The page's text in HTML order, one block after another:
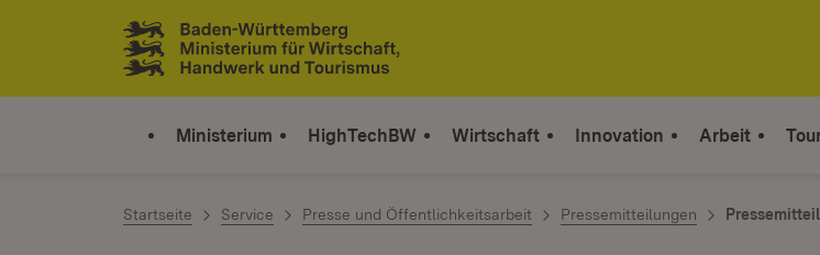
Zum Inhalt springen
Link zur Startseite
Ministerium HighTechBW Wirtschaft Innovation Arbeit
Startseite Service Presse und Öffentlichkeitsarbeit Pressemitteilungen